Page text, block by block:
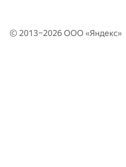
© 2013–2026 ООО «Яндекс»